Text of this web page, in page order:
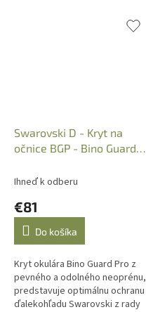
Swarovski D - Kryt na
očnice BGP - Bino Guard
Ihneď k odberu
€81
Do košíka
Kryt okulára Bino Guard Pro z
pevného a odolného neoprénu,
predstavuje optimálnu ochranu
ďalekohľadu Swarovski z rady